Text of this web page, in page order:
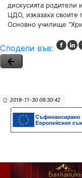
дискусията родители
ЦДО, изказаха своите
Основно училище
Сподели във:
2018-11-30 09:30:42